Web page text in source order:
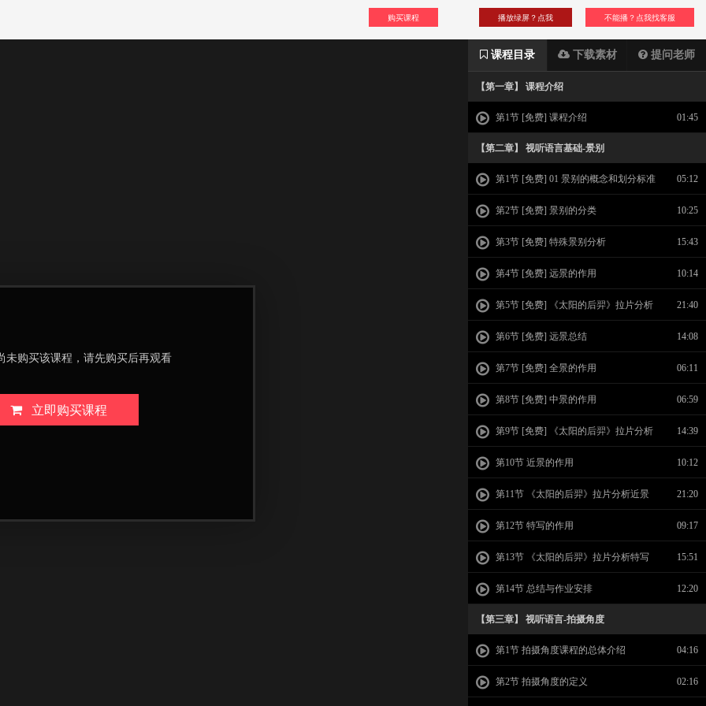
购买课程 不能播？点我找客服
播放绿屏？点我
课程目录 下载素材 提问老师
【第一章】 课程介绍
第1节 [免费] 课程介绍 01:45
【第二章】 视听语言基础-景别
第1节 [免费] 01 景别的概念和划分标准 05:12
第2节 [免费] 景别的分类 10:25
第3节 [免费] 特殊景别分析 15:43
第4节 [免费] 远景的作用 10:14
第5节 [免费] 《太阳的后羿》拉片分析
远景作用
21:40
第6节 [免费] 远景总结 14:08
第7节 [免费] 全景的作用 06:11
第8节 [免费] 中景的作用 06:59
第9节 [免费] 《太阳的后羿》拉片分析
全景中景作用
14:39
第10节 近景的作用 10:12
第11节 《太阳的后羿》拉片分析近景
作用
21:20
第12节 特写的作用 09:17
第13节 《太阳的后羿》拉片分析特写
作用
15:51
第14节 总结与作业安排 12:20
【第三章】 视听语言-拍摄角度
第1节 拍摄角度课程的总体介绍 04:16
第2节 拍摄角度的定义 02:16
未购买该课程，请先购买后再观看
立即购买课程